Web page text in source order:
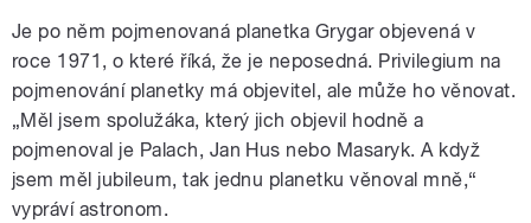
Je po něm pojmenovaná planetka Grygar objevená v
roce 1971, o které říká, že je neposedná. Privilegium na
pojmenování planetky má objevitel, ale může ho věnovat.
„Měl jsem spolužáka, který jich objevil hodně a
pojmenoval je Palach, Jan Hus nebo Masaryk. A když
jsem měl jubileum, tak jednu planetku věnoval mně,“
vypráví astronom.